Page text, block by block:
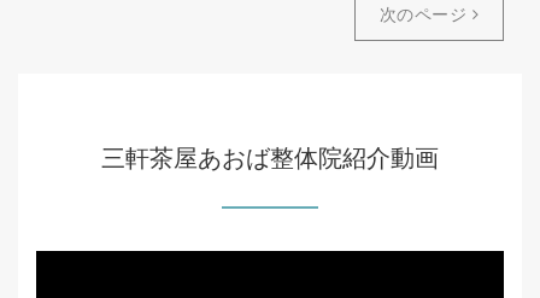
次のページ
三軒茶屋あおば整体院紹介動画